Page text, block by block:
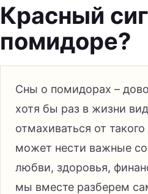
Красный
помидоре?
Сны о помидорах –
хотя бы раз в жизни
отмахиваться от
может нести важные
любви, здоровья,
мы вместе разберем